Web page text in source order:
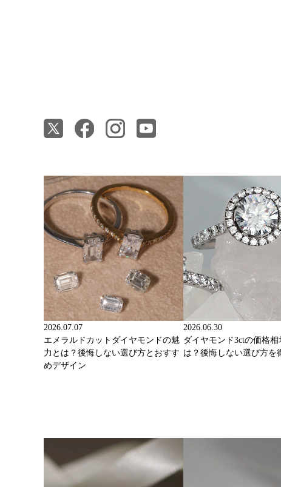
2026.07.07
エメラルドカットダイヤモンドの魅
力とは？後悔しない選び方とおすす
めデザイン
2026.06.30
ダイヤモンド3ctの価格相
は？後悔しない選び方を